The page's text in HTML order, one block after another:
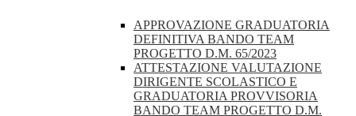
APPROVAZIONE GRADUATORIA
DEFINITIVA BANDO TEAM
PROGETTO D.M. 65/2023
ATTESTAZIONE VALUTAZIONE
DIRIGENTE SCOLASTICO E
GRADUATORIA PROVVISORIA
BANDO TEAM PROGETTO D.M.